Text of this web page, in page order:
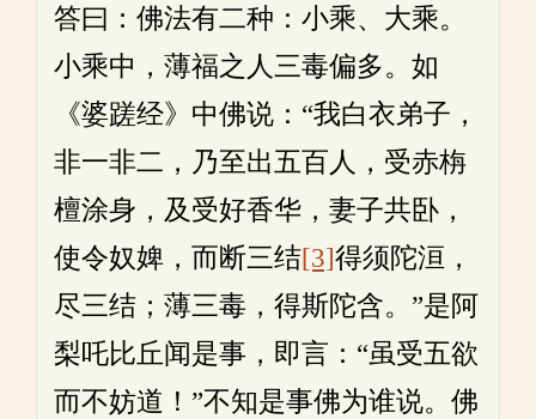
答曰：佛法有二种：小乘、大乘。
小乘中，薄福之人三毒偏多。如
《婆蹉经》中佛说：“我白衣弟子，
非一非二，乃至出五百人，受赤栴
檀涂身，及受好香华，妻子共卧，
使令奴婢，而断三结[3]得须陀洹，
尽三结；薄三毒，得斯陀含。”是阿
梨吒比丘闻是事，即言：“虽受五欲
而不妨道！”不知是事佛为谁说。佛